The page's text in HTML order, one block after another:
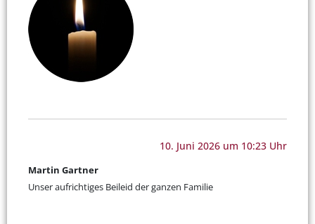
10. Juni 2026 um 10:23 Uhr
Martin Gartner
Unser aufrichtiges Beileid der ganzen Familie